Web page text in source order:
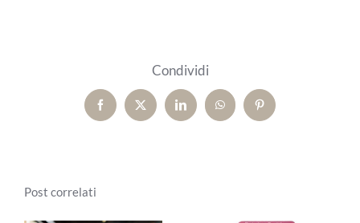
Condividi
FacebookX LinkedInWhatsAppPinterest
Post correlati